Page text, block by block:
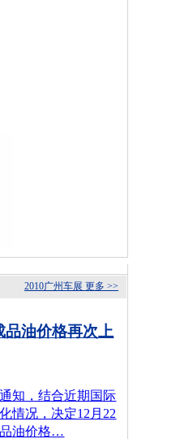
更多 >>
2010广州车展
品油价格再次上
知，结合近期国际
情况，决定12月22
油价格…